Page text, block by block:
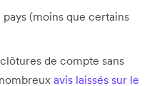
(moins que certains
de compte sans
avis laissés sur le